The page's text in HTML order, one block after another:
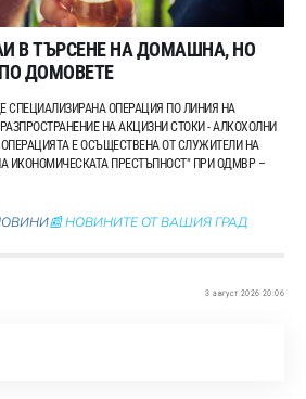
В ТЪРСЕНЕ НА ДОМАШНА, НО
ДОМОВЕТЕ
СПЕЦИАЛИЗИРАНА ОПЕРАЦИЯ ПО ЛИНИЯ НА
НА АКЦИЗНИ СТОКИ - АЛКОХОЛНИ
Е ОСЪЩЕСТВЕНА ОТ СЛУЖИТЕЛИ НА
ИКОНОМИЧЕСКАТА ПРЕСТЪПНОСТ" ПРИ ОДМВР –
📰 НОВИНИТЕ ОТ ВАШИЯ ГРАД
3 август 2026 20:06